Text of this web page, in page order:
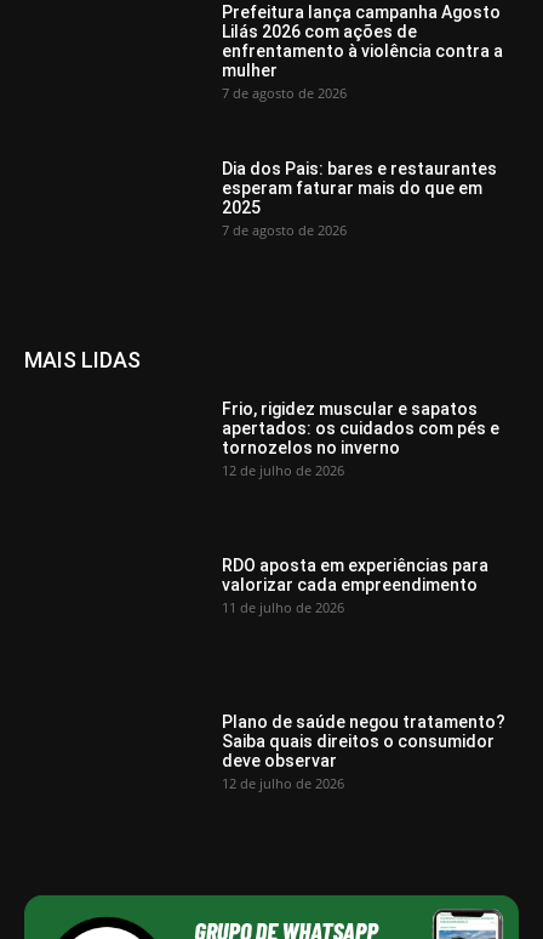
Prefeitura lança campanha Agosto
Lilás 2026 com ações de
enfrentamento à violência contra a
mulher
7 de agosto de 2026
Dia dos Pais: bares e restaurantes
esperam faturar mais do que em
2025
7 de agosto de 2026
MAIS LIDAS
Frio, rigidez muscular e sapatos
apertados: os cuidados com pés e
tornozelos no inverno
12 de julho de 2026
RDO aposta em experiências para
valorizar cada empreendimento
11 de julho de 2026
Plano de saúde negou tratamento?
Saiba quais direitos o consumidor
deve observar
12 de julho de 2026